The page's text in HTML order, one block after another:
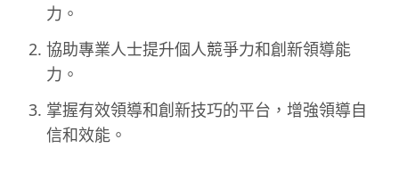
力。
協助專業人士提升個人競爭力和創新領導能
力。
掌握有效領導和創新技巧的平台，增強領導自
信和效能。